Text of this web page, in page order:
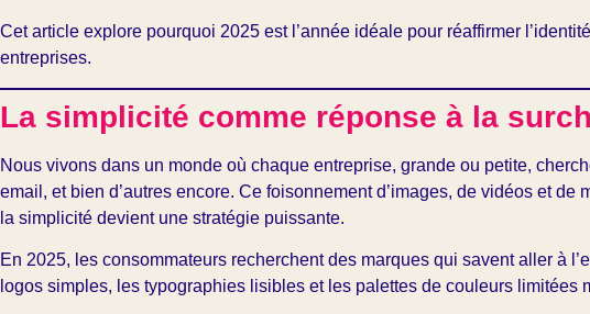
Cet article explore pourquoi 2025 est l’année idéale pour réaffirmer
entreprises.
La simplicité comme réponse à la
Nous vivons dans un monde où chaque entreprise, grande ou petite,
email, et bien d’autres encore. Ce foisonnement d’images, de vidéos et
la simplicité devient une stratégie puissante.
En 2025, les consommateurs recherchent des marques qui savent aller à
logos simples, les typographies lisibles et les palettes de couleurs